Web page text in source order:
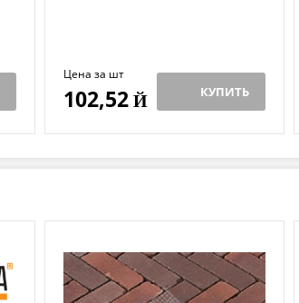
Цена за шт
102,52Й КУПИТЬ